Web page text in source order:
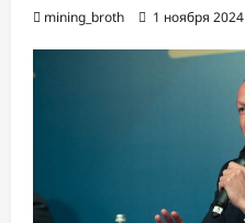
mining_broth 1 ноября 2024